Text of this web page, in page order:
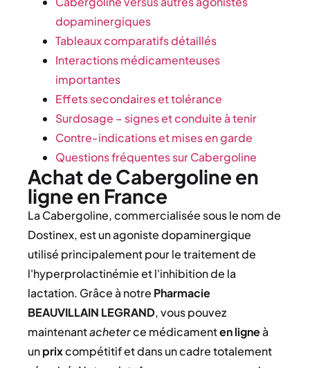
dopaminergiques
Tableaux comparatifs détaillés
Interactions médicamenteuses
importantes
Effets secondaires et tolérance
Surdosage – signes et conduite à tenir
Contre-indications et mises en garde
Questions fréquentes sur Cabergoline
Achat de Cabergoline en
ligne en France
La Cabergoline, commercialisée sous le nom de
Dostinex, est un agoniste dopaminergique
utilisé principalement pour le traitement de
l'hyperprolactinémie et l'inhibition de la
lactation. Grâce à notre Pharmacie
BEAUVILLAIN LEGRAND, vous pouvez
maintenantacheterce médicamenten ligneà
unprixcompétitif et dans un cadre totalement